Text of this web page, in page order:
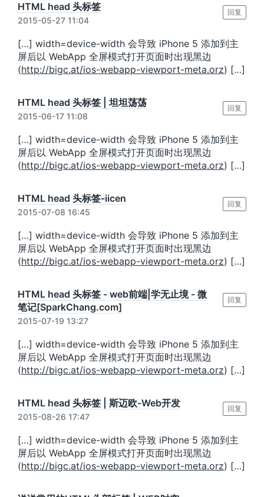
HTML head 头标签
2015-05-27 11:04
[…] width=device-width 会导致 iPhone 5 添加到主
屏后以 WebApp 全屏模式打开页面时出现黑边
(http://bigc.at/ios-webapp-viewport-meta.orz) […]
回复
HTML head 头标签 | 坦坦荡荡
2015-06-17 11:08
[…] width=device-width 会导致 iPhone 5 添加到主
屏后以 WebApp 全屏模式打开页面时出现黑边
(http://bigc.at/ios-webapp-viewport-meta.orz) […]
回复
HTML head 头标签-iicen
2015-07-08 16:45
[…] width=device-width 会导致 iPhone 5 添加到主
屏后以 WebApp 全屏模式打开页面时出现黑边
(http://bigc.at/ios-webapp-viewport-meta.orz) […]
回复
HTML head 头标签 - web前端|学无止境 - 微
笔记[SparkChang.com]
2015-07-19 13:27
[…] width=device-width 会导致 iPhone 5 添加到主
屏后以 WebApp 全屏模式打开页面时出现黑边
(http://bigc.at/ios-webapp-viewport-meta.orz) […]
回复
HTML head 头标签 | 斯迈欧-Web开发
2015-08-26 17:47
[…] width=device-width 会导致 iPhone 5 添加到主
屏后以 WebApp 全屏模式打开页面时出现黑边
(http://bigc.at/ios-webapp-viewport-meta.orz) […]
回复